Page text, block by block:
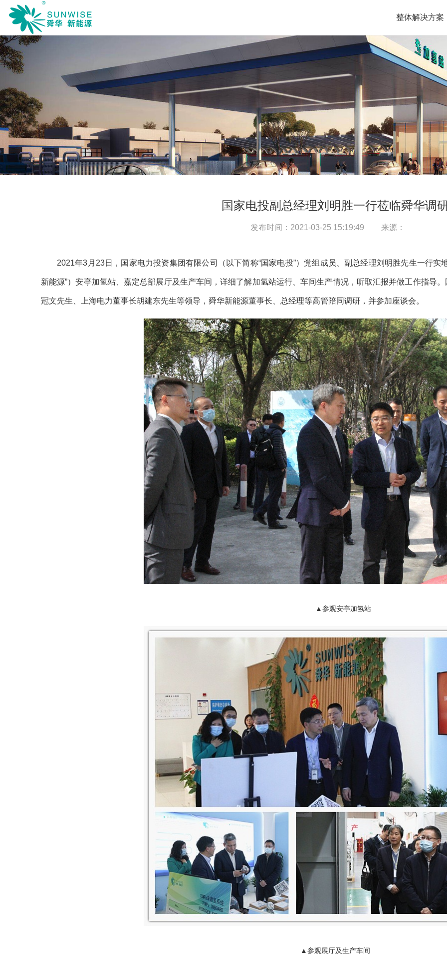
整体解决方案
国家电投副总经理刘明胜一行莅临舜华调
发布时间： 2021-03-25 15:19:49 来源：
2021年3月23日，国家电力投资集团有限公司（以下简称“国家电投”）党组成员、副总经理刘明胜先生一行
新能源”）安亭加氢站、嘉定总部展厅及生产车间，详细了解加氢站运行、车间生产情况，听取汇报并做工作指导
冠文先生、上海电力董事长胡建东先生等领导，舜华新能源董事长、总经理等高管陪同调研，并参加座谈会。
▲参观安亭加氢站
▲参观展厅及生产车间